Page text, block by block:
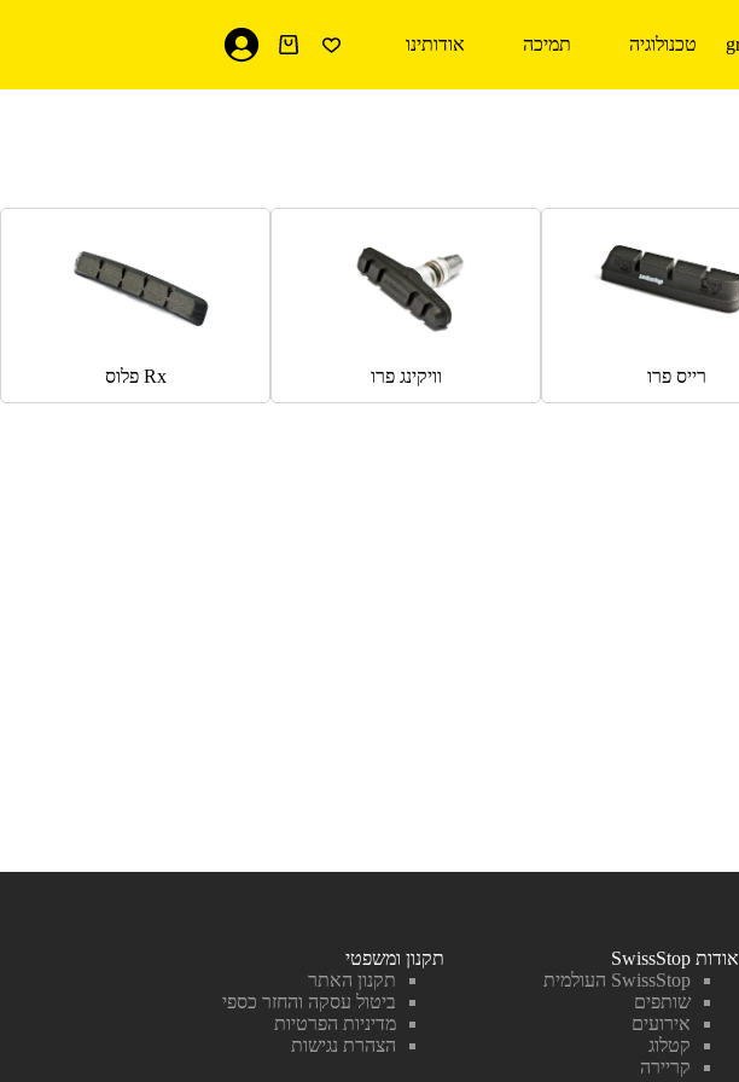
טכנולוגיה תמיכה אודותינו
עגלת
רייס פרו וויקינג פרו Rx פלוס
אודות SwissStop
SwissStop העולמית
שותפים
אירועים
קטלוג
קריירה
תקנון ומשפטי
תקנון האתר
ביטול עסקה והחזר כספי
מדיניות הפרטיות
הצהרת נגישות